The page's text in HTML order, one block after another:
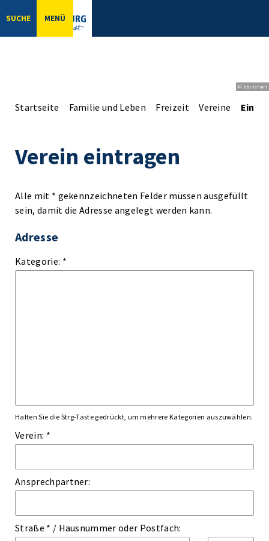
SUCHE MENÜ
© bbsferrari
Startseite Familie und Leben Freizeit Vereine
Verein eintragen
Alle mit * gekennzeichneten Felder müssen ausgefüllt
sein, damit die Adresse angelegt werden kann.
Adresse
Kategorie: *
Halten Sie die Strg-Taste gedrückt, um mehrere Kategorien auszuwählen.
Verein: *
Ansprechpartner:
Straße * / Hausnummer oder Postfach: